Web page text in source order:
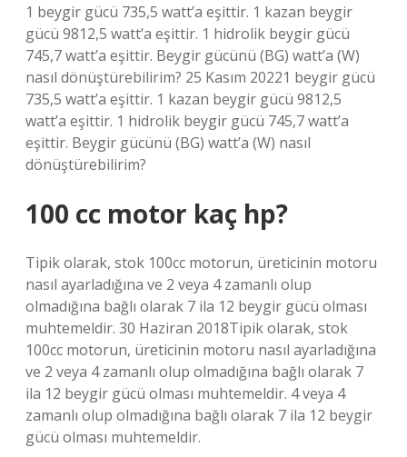
1 beygir gücü 735,5 watt’a eşittir. 1 kazan beygir
gücü 9812,5 watt’a eşittir. 1 hidrolik beygir gücü
745,7 watt’a eşittir. Beygir gücünü (BG) watt’a (W)
nasıl dönüştürebilirim? 25 Kasım 20221 beygir gücü
735,5 watt’a eşittir. 1 kazan beygir gücü 9812,5
watt’a eşittir. 1 hidrolik beygir gücü 745,7 watt’a
eşittir. Beygir gücünü (BG) watt’a (W) nasıl
dönüştürebilirim?
100 cc motor kaç hp?
Tipik olarak, stok 100cc motorun, üreticinin motoru
nasıl ayarladığına ve 2 veya 4 zamanlı olup
olmadığına bağlı olarak 7 ila 12 beygir gücü olması
muhtemeldir. 30 Haziran 2018Tipik olarak, stok
100cc motorun, üreticinin motoru nasıl ayarladığına
ve 2 veya 4 zamanlı olup olmadığına bağlı olarak 7
ila 12 beygir gücü olması muhtemeldir. 4 veya 4
zamanlı olup olmadığına bağlı olarak 7 ila 12 beygir
gücü olması muhtemeldir.